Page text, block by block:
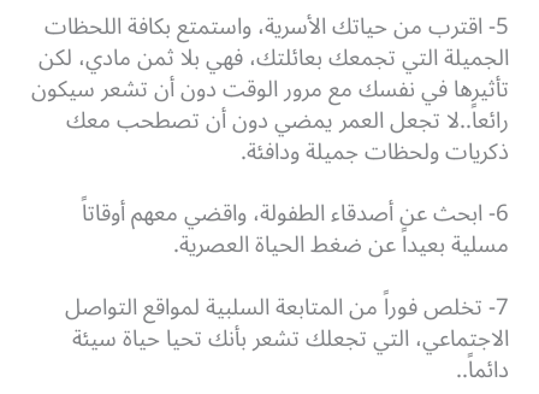
5- اقترب من حياتك الأسرية، واستمتع بكافة اللحظات
الجميلة التي تجمعك بعائلتك، فهي بلا ثمن مادي، لكن
تأثيرها في نفسك مع مرور الوقت دون أن تشعر سيكون
رائعاً..لا تجعل العمر يمضي دون أن تصطحب معك
ذكريات ولحظات جميلة ودافئة.
6- ابحث عن أصدقاء الطفولة، واقضي معهم أوقاتاً
مسلية بعيداً عن ضغط الحياة العصرية.
7- تخلص فوراً من المتابعة السلبية لمواقع التواصل
الاجتماعي، التي تجعلك تشعر بأنك تحيا حياة سيئة
دائماً..